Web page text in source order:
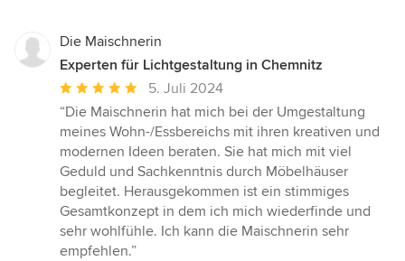
Die Maischnerin
Experten für Lichtgestaltung in Chemnitz
Durchschnittliche
Bewertung:
5
von
5
Sternen
5. Juli 2024
“Die Maischnerin hat mich bei der Umgestaltung
meines Wohn-/Essbereichs mit ihren kreativen und
modernen Ideen beraten. Sie hat mich mit viel
Geduld und Sachkenntnis durch Möbelhäuser
begleitet. Herausgekommen ist ein stimmiges
Gesamtkonzept in dem ich mich wiederfinde und
sehr wohlfühle. Ich kann die Maischnerin sehr
empfehlen.”